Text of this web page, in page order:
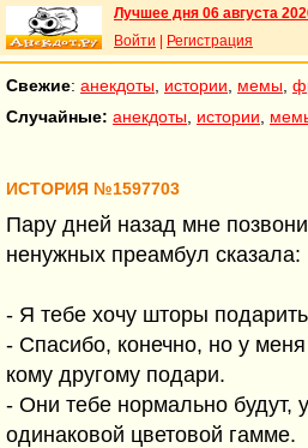
Лучшее дня 06 августа
Войти
Регистрация
Свежие: анекдоты истории мемы
Случайные: анекдоты истории
ИСТОРИЯ №1597703
Пару дней назад мне
ненужных преамбул сказала:
- Я тебе хочу шторы
- Спасибо, конечно, но у
кому другому подари.
- Они тебе нормально будут,
одинаковой цветовой гамме.